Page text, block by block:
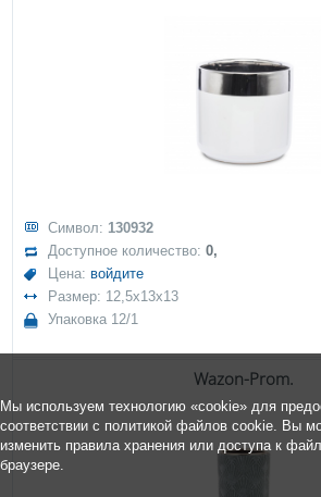
Символ: 130932
Доступное количество:0,
Цена: войдите
Размер: 12,5x13x13
Упаковка 12/1
Wazon-Prom.
Мы используем технологию «cookie» для
соответствии с политикой файлов cookie. Вы
изменить правила хранения или доступа к
браузере.